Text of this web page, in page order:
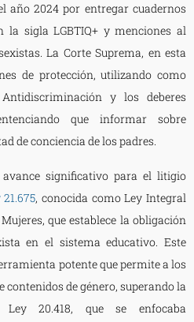
año 2024 por entregar cuadernos
la sigla LGBTIQ+ y menciones al
La Corte Suprema, en esta
de protección, utilizando como
y los deberes
que informar sobre
de conciencia de los padres.
significativo para el litigio
21.675, conocida como Ley Integral
que establece la obligación
en el sistema educativo. Este
potente que permite a los
de género, superando la
20.418, que se enfocaba